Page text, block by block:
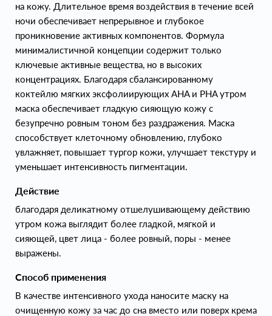
на кожу. Длительное время воздействия в течение всей
ночи обеспечивает непрерывное и глубокое
проникновение активных компонентов. Формула
минималистичной концепции содержит только
ключевые активные вещества, но в высоких
концентрациях. Благодаря сбалансированному
коктейлю мягких эксфолиирующих AHA и PHA утром
маска обеспечивает гладкую сияющую кожу с
безупречно ровным тоном без раздражения. Маска
способствует клеточному обновлению, глубоко
увлажняет, повышает тургор кожи, улучшает текстуру и
уменьшает интенсивность пигментации.
Действие
благодаря деликатному отшелушивающему действию
утром кожа выглядит более гладкой, мягкой и
сияющей, цвет лица - более ровный, поры - менее
выражены.
Способ применения
В качестве интенсивного ухода наносите маску на
очищенную кожу за час до сна вместо или поверх крема